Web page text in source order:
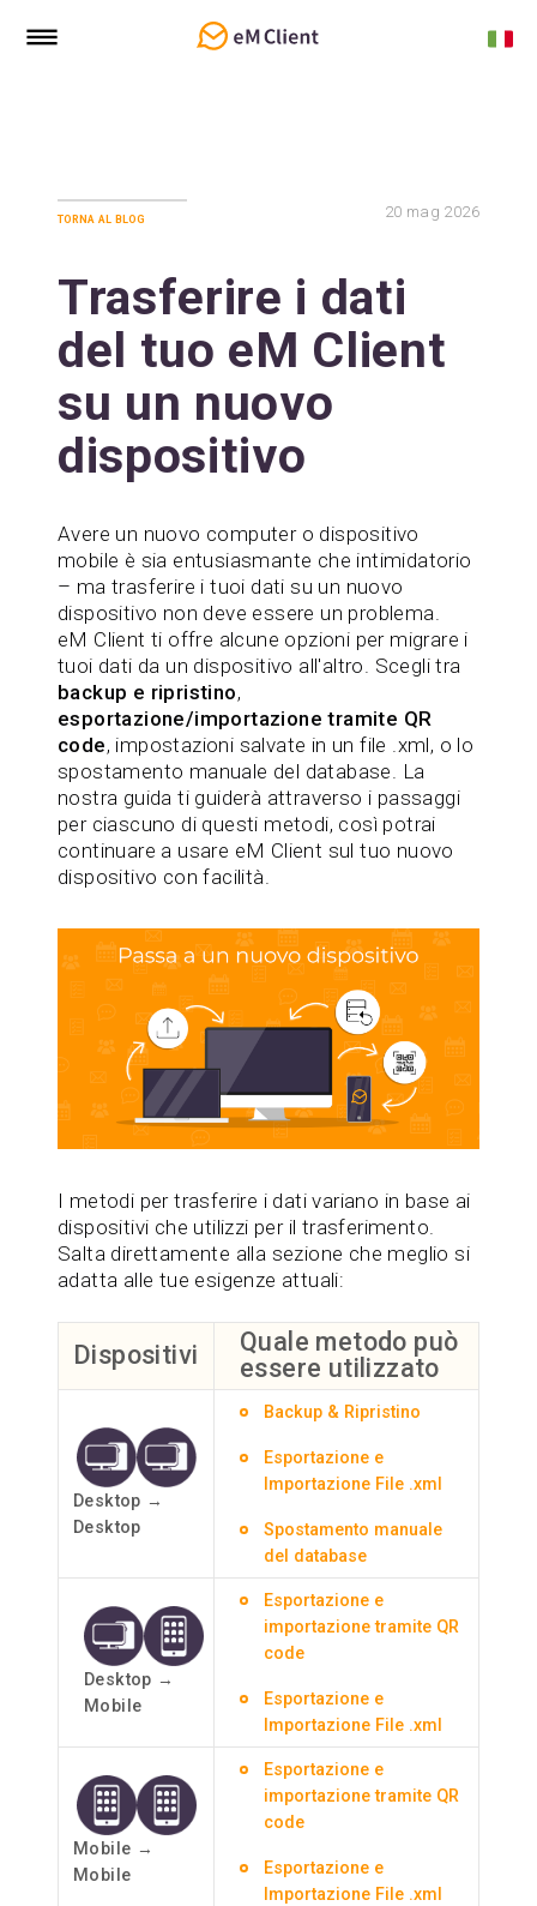
torna al blog 20 mag 2026
Trasferire i dati
del tuo eM Client
su un nuovo
dispositivo
Avere un nuovo computer o dispositivo
mobile è sia entusiasmante che intimidatorio
– ma trasferire i tuoi dati su un nuovo
dispositivo non deve essere un problema.
eM Client ti offre alcune opzioni per migrare i
tuoi dati da un dispositivo all'altro. Scegli tra
backup e ripristino,
esportazione/importazione tramite QR
code, impostazioni salvate in un file .xml, o lo
spostamento manuale del database. La
nostra guida ti guiderà attraverso i passaggi
per ciascuno di questi metodi, così potrai
continuare a usare eM Client sul tuo nuovo
dispositivo con facilità.
I metodi per trasferire i dati variano in base ai
dispositivi che utilizzi per il trasferimento.
Salta direttamente alla sezione che meglio si
adatta alle tue esigenze attuali:
Dispositivi
Quale metodo può
essere utilizzato
Desktop →
Desktop
Backup & Ripristino
Esportazione e
Importazione File .xml
Spostamento manuale
del database
Desktop →
Mobile
Esportazione e
importazione tramite QR
code
Esportazione e
Importazione File .xml
Mobile →
Mobile
Esportazione e
importazione tramite QR
code
Esportazione e
Importazione File .xml